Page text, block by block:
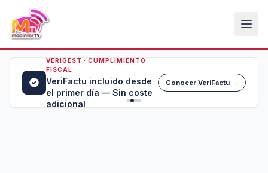
VERIGEST · CUMPLIMIENTO
FISCAL
VeriFactu incluido desde
el primer día — Sin coste
adicional
Conocer VeriFactu →